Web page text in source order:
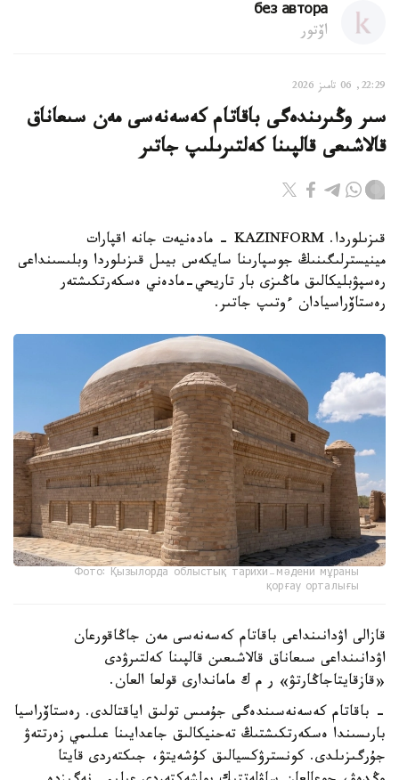
без автора
اۆتور
22:29, 06 تامىز 2026
سىر وڭىرىندەگى باقاتام كەسەنەسى مەن سىعاناق
قالاشىعى قالپىنا كەلتىرىلىپ جاتىر
قىزىلوردا. KAZINFORM - مادەنيەت جانە اقپارات
مينيسترلىگىنىڭ جوسپارىنا سايكەس بيىل قىزىلوردا وبلىسىنداعى
رەسپۋبليكالىق ماڭىزى بار تاريحي-مادەني ەسكەرتكىشتەر
رەستاۆراسيادان ءوتىپ جاتىر.
Фото: Қызылорда облыстық тарихи-мәдени мұраны
қорғау орталығы
قازالى اۋدانىنداعى باقاتام كەسەنەسى مەن جاڭاقورعان
اۋدانىنداعى سىعاناق قالاشىعىن قالپىنا كەلتىرۋدى
«قازقايتاجاڭارتۋ» ر م ك ماماندارى قولعا العان.
- باقاتام كەسەنەسىندەگى جۇمىس تولىق اياقتالدى. رەستاۆراسيا
بارىسىندا ەسكەرتكىشتىڭ تەحنيكالىق جاعدايىنا عىلىمي زەرتتەۋ
جۇرگىزىلدى. كونسترۋكسيالىق كۇشەيتۋ، جىكتەردى قايتا